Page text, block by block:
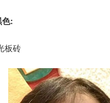
:
板砖